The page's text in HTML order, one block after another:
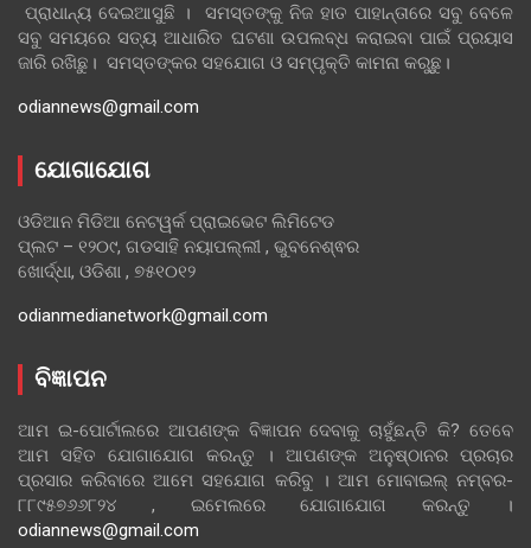
ପ୍ରାଧାନ୍ୟ ଦେଇଆସୁଛି । ସମସ୍ତଙ୍କୁ ନିଜ ହାତ ପାହାନ୍ତାରେ ସବୁ ବେଳେ
ସବୁ ସମୟରେ ସତ୍ୟ ଆଧାରିତ ଘଟଣା ଉପଲବ୍ଧ କରାଇବା ପାଇଁ ପ୍ରୟାସ
ଜାରି ରଖିଛୁ। ସମସ୍ତଙ୍କର ସହଯୋଗ ଓ ସମ୍ପୃକ୍ତି କାମନା କରୁଛୁ।
odiannews@gmail.com
ଯୋଗାଯୋଗ
ଓଡିଆନ ମିଡିଆ ନେଟୱର୍କ ପ୍ରାଇଭେଟ ଲିମିଟେଡ
ପ୍ଲଟ – ୧୨୦୯, ଗଡସାହି ନୟାପଲ୍ଲୀ , ଭୁବନେଶ୍ଵର
ଖୋର୍ଦ୍ଧା, ଓଡିଶା , ୭୫୧୦୧୨
odianmedianetwork@gmail.com
ବିଜ୍ଞାପନ
ଆମ ଇ-ପୋର୍ଟାଲରେ ଆପଣଙ୍କ ବିଜ୍ଞାପନ ଦେବାକୁ ଚାହୁଁଛନ୍ତି କି? ତେବେ
ଆମ ସହିତ ଯୋଗାଯୋଗ କରନ୍ତୁ । ଆପଣଙ୍କ ଅନୁଷ୍ଠାନର ପ୍ରଚାର
ପ୍ରସାର କରିବାରେ ଆମେ ସହଯୋଗ କରିବୁ । ଆମ ମୋବାଇଲ୍ ନମ୍ବର-
୮୮୯୫୭୬୬୮୨୪ , ଇମେଲରେ ଯୋଗାଯୋଗ କରନ୍ତୁ ।
odiannews@gmail.com